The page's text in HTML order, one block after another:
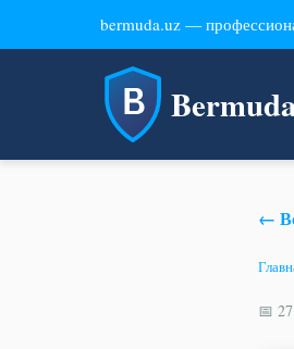
bermuda.uz —
←
📅